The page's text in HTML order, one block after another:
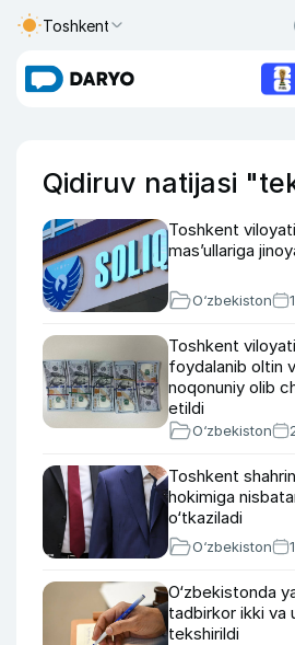
Toshkent
Qidiruv natijasi
Toshkent
mas’ullariga
O‘zbekiston
Toshkent
foydalanib oltin
noqonuniy olib
etildi
O‘zbekiston
Toshkent
hokimiga
o‘tkaziladi
O‘zbekiston
O‘zbekistonda
tadbirkor ikki va
tekshirildi